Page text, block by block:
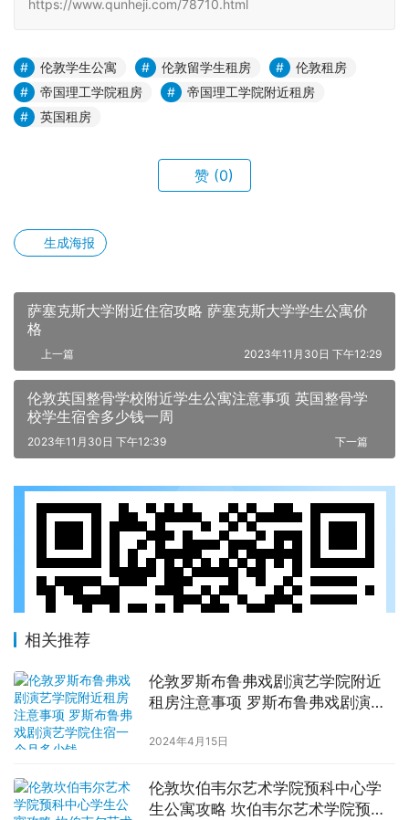
https://www.qunheji.com/78710.html
伦敦学生公寓 伦敦留学生租房
伦敦租房
帝国理工学院租房
帝国理工学院附近租房
英国租房
赞 (0)
生成海报
萨塞克斯大学附近住宿攻略 萨塞克斯大学学生公寓价
格
上一篇 2023年11月30日 下午12:29
伦敦英国整骨学校附近学生公寓注意事项 英国整骨学
校学生宿舍多少钱一周
下一篇
2023年11月30日 下午12:39
相关推荐
伦敦罗斯布鲁弗戏剧演艺学院附近
租房注意事项 罗斯布鲁弗戏剧演艺
2024年4月15日
伦敦坎伯韦尔艺术学院预科中心学
生公寓攻略 坎伯韦尔艺术学院预科